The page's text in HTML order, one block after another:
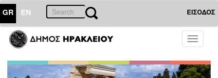
GR EN ΕΙΣΟΔΟΣ
Toggle
ΤΟΠΟΣ
ΜΑΣ
Ανακοινώσεις